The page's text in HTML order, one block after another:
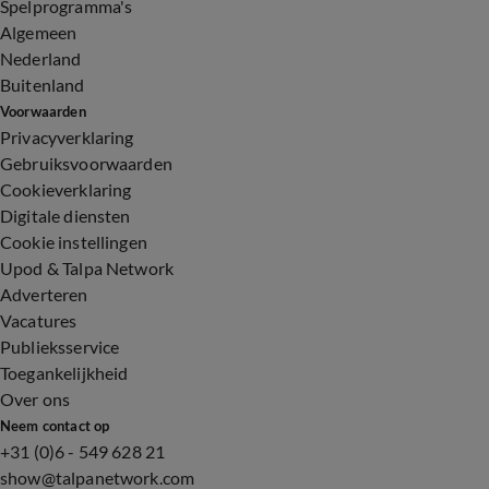
Spelprogramma's
Algemeen
Nederland
Buitenland
Voorwaarden
Privacyverklaring
Gebruiksvoorwaarden
Cookieverklaring
Digitale diensten
Cookie instellingen
Upod & Talpa Network
Adverteren
Vacatures
Publieksservice
Toegankelijkheid
Over ons
Neem contact op
+31 (0)6 - 549 628 21
show@talpanetwork.com